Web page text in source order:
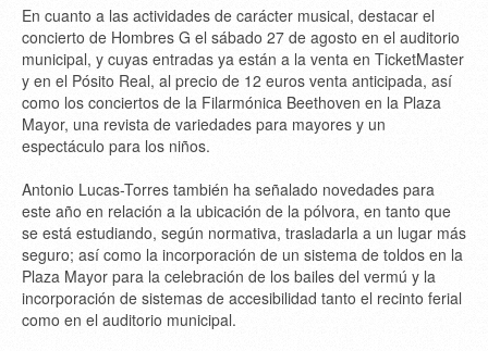
En cuanto a las actividades de carácter musical, destacar el
concierto de Hombres G el sábado 27 de agosto en el auditorio
municipal, y cuyas entradas ya están a la venta en TicketMaster
y en el Pósito Real, al precio de 12 euros venta anticipada, así
como los conciertos de la Filarmónica Beethoven en la Plaza
Mayor, una revista de variedades para mayores y un
espectáculo para los niños.
Antonio Lucas-Torres también ha señalado novedades para
este año en relación a la ubicación de la pólvora, en tanto que
se está estudiando, según normativa, trasladarla a un lugar más
seguro; así como la incorporación de un sistema de toldos en la
Plaza Mayor para la celebración de los bailes del vermú y la
incorporación de sistemas de accesibilidad tanto el recinto ferial
como en el auditorio municipal.